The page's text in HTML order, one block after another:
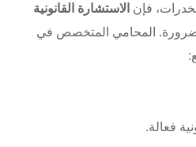
فإن الاستشارة القانونية
المحامي المتخصص في
فعالة.